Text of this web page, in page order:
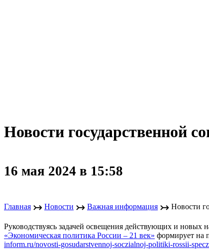
Новости государственной
16 мая 2024 в 15:58
Главная ↣ Новости ↣ Важная информация ↣ Новости
Руководствуясь задачей освещения действующих и
«Экономическая политика России – 21 век» формирует на
inform.ru/novosti-gosudarstvennoj-soczialnoj-politiki-rossii-